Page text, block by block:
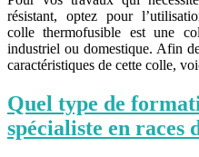
résistant, optez pour
colle thermofusible est une
industriel ou domestique. Afin
caractéristiques de cette colle,
Quel type de
spécialiste en races